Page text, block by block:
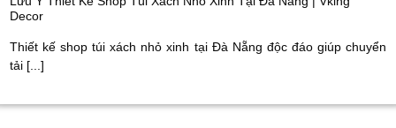
Decor
Thiết kế shop túi xách nhỏ xinh tại Đà Nẵng độc đáo giúp chuyển
tải [...]